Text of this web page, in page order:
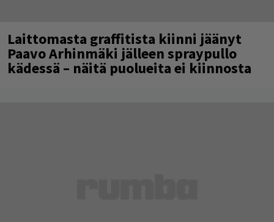
Laittomasta graffitista kiinni jäänyt
Paavo Arhinmäki jälleen spraypullo
kädessä – näitä puolueita ei kiinnosta